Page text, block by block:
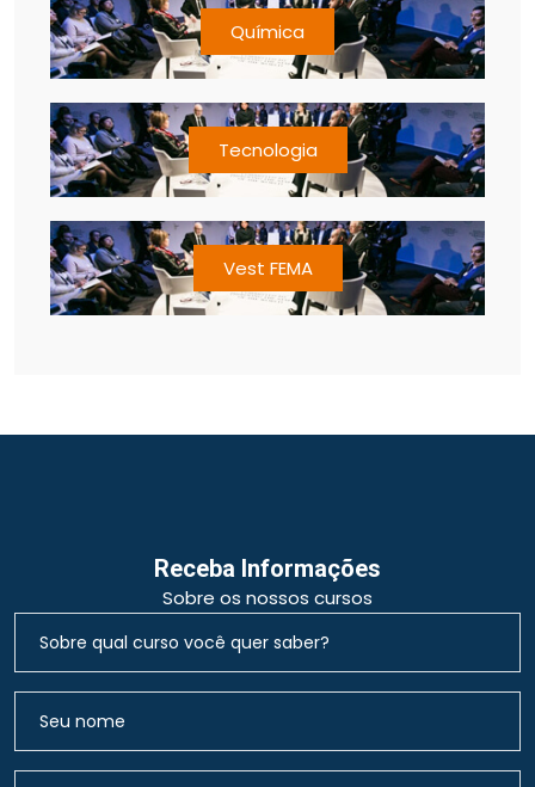
Química
Tecnologia
Vest FEMA
Receba Informações
Sobre os nossos cursos